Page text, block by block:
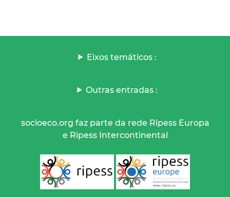
Eixos temáticos :
Outras entradas :
socioeco.org faz parte da rede Ripess Europa
e Ripess Intercontinental